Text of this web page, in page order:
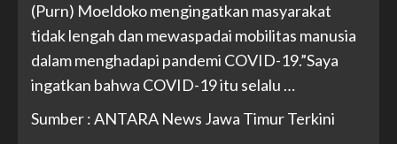
(Purn) Moeldoko mengingatkan masyarakat
tidak lengah dan mewaspadai mobilitas manusia
dalam menghadapi pandemi COVID-19.”Saya
ingatkan bahwa COVID-19 itu selalu …
Sumber : ANTARA News Jawa Timur Terkini